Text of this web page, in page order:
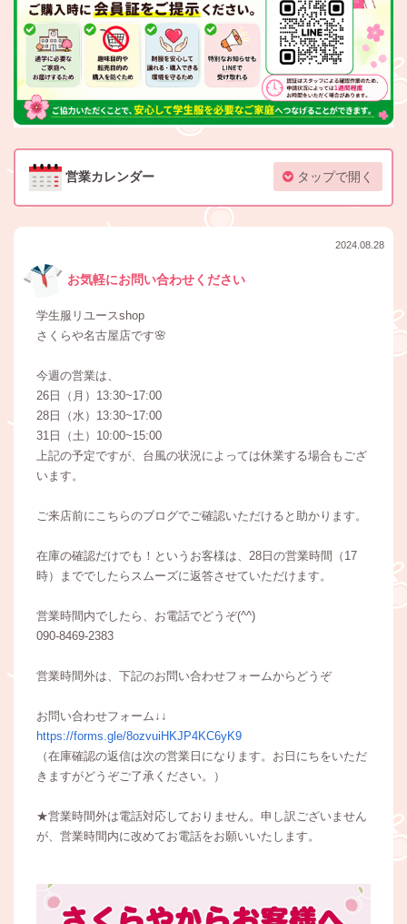
営業カレンダー タップで開く
2024.08.28
お気軽にお問い合わせください
学生服リユースshop
さくらや名古屋店です🌸
今週の営業は、
26日（月）13:30~17:00
28日（水）13:30~17:00
31日（土）10:00~15:00
上記の予定ですが、台風の状況によっては休業する場合もござ
います。
ご来店前にこちらのブログでご確認いただけると助かります。
在庫の確認だけでも！というお客様は、28日の営業時間（17
時）まででしたらスムーズに返答させていただけます。
営業時間内でしたら、お電話でどうぞ(^^)
090-8469-2383
営業時間外は、下記のお問い合わせフォームからどうぞ
お問い合わせフォーム↓↓
https://forms.gle/8ozvuiHKJP4KC6yK9
（在庫確認の返信は次の営業日になります。お日にちをいただ
きますがどうぞご了承ください。）
★営業時間外は電話対応しておりません。申し訳ございません
が、営業時間内に改めてお電話をお願いいたします。